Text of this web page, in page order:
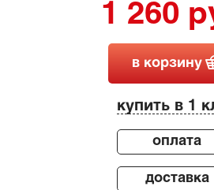
1 260
в корзину
купить в 1
оплата
доставка